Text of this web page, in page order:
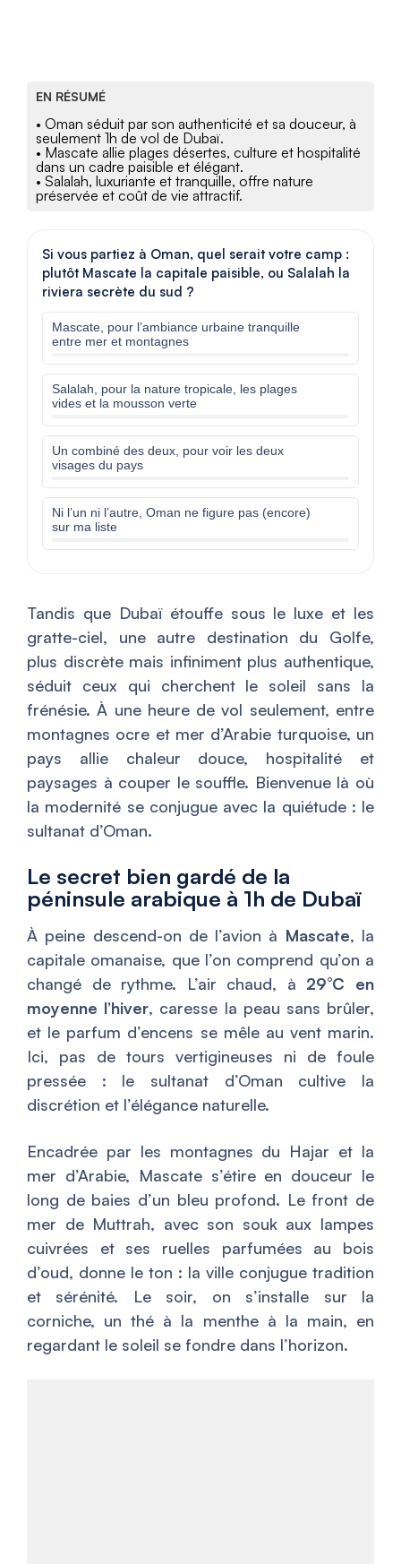
EN RÉSUMÉ
• Oman séduit par son authenticité et sa douceur, à
seulement 1h de vol de Dubaï.
• Mascate allie plages désertes, culture et hospitalité
dans un cadre paisible et élégant.
• Salalah, luxuriante et tranquille, offre nature
préservée et coût de vie attractif.
Si vous partiez à Oman, quel serait votre camp :
plutôt Mascate la capitale paisible, ou Salalah la
riviera secrète du sud ?
Mascate, pour l’ambiance urbaine tranquille
entre mer et montagnes
Salalah, pour la nature tropicale, les plages
vides et la mousson verte
Un combiné des deux, pour voir les deux
visages du pays
Ni l’un ni l’autre, Oman ne figure pas (encore)
sur ma liste
Tandis que Dubaï étouffe sous le luxe et les
gratte-ciel, une autre destination du Golfe,
plus discrète mais infiniment plus authentique,
séduit ceux qui cherchent le soleil sans la
frénésie. À une heure de vol seulement, entre
montagnes ocre et mer d’Arabie turquoise, un
pays allie chaleur douce, hospitalité et
paysages à couper le souffle. Bienvenue là où
la modernité se conjugue avec la quiétude : le
sultanat d’Oman.
Le secret bien gardé de la
péninsule arabique à 1h de Dubaï
À peine descend-on de l’avion à Mascate, la
capitale omanaise, que l’on comprend qu’on a
changé de rythme. L’air chaud, à 29°C en
moyenne l’hiver, caresse la peau sans brûler,
et le parfum d’encens se mêle au vent marin.
Ici, pas de tours vertigineuses ni de foule
pressée : le sultanat d’Oman cultive la
discrétion et l’élégance naturelle.
Encadrée par les montagnes du Hajar et la
mer d’Arabie, Mascate s’étire en douceur le
long de baies d’un bleu profond. Le front de
mer de Muttrah, avec son souk aux lampes
cuivrées et ses ruelles parfumées au bois
d’oud, donne le ton : la ville conjugue tradition
et sérénité. Le soir, on s’installe sur la
corniche, un thé à la menthe à la main, en
regardant le soleil se fondre dans l’horizon.